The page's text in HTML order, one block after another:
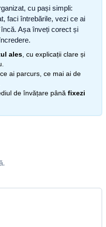
cu pași simpli:
faci întrebările, vezi ce ai
Așa înveți corect și
ales , cu explicații clare și
ai parcurs, ce mai ai de
de învățare până fixezi